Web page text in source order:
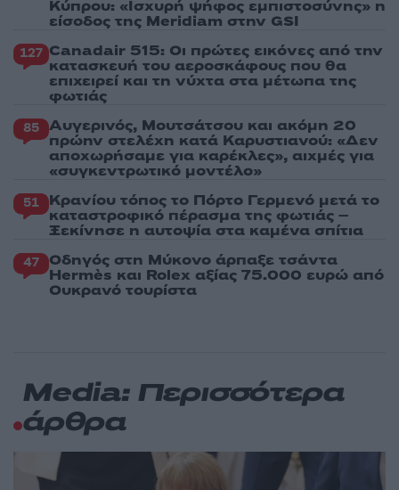
Κύπρου: «Ισχυρή ψήφος εμπιστοσύνης» η
είσοδος της Meridiam στην GSI
127 Canadair 515: Οι πρώτες εικόνες από την
κατασκευή του αεροσκάφους που θα
επιχειρεί και τη νύχτα στα μέτωπα της
φωτιάς
85 Αυγερινός, Μουτσάτσου και ακόμη 20
πρώην στελέχη κατά Καρυστιανού: «Δεν
αποχωρήσαμε για καρέκλες», αιχμές για
«συγκεντρωτικό μοντέλο»
51 Κρανίου τόπος το Πόρτο Γερμενό μετά το
καταστροφικό πέρασμα της φωτιάς –
Ξεκίνησε η αυτοψία στα καμένα σπίτια
47 Οδηγός στη Μύκονο άρπαξε τσάντα
Hermès και Rolex αξίας 75.000 ευρώ από
Ουκρανό τουρίστα
Media: Περισσότερα
άρθρα